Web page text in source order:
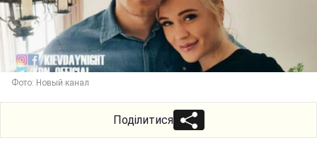
Фото: Новый канал
Поділитися